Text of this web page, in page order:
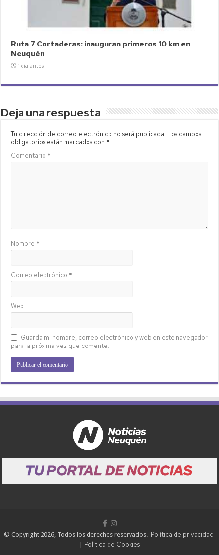
Ruta 7 Cortaderas: inauguran primeros 10 km en
Neuquén
1 día antes
Deja una respuesta
Tu dirección de correo electrónico no será publicada. Los campos
obligatorios están marcados con *
Comentario *
Nombre *
Correo electrónico *
Web
Guarda mi nombre, correo electrónico y web en este navegador
para la próxima vez que comente.
© Copyright 2026, Todos los derechos reservados. Política de privacidad
Política de Cookies